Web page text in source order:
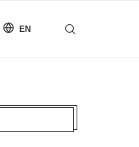
EN